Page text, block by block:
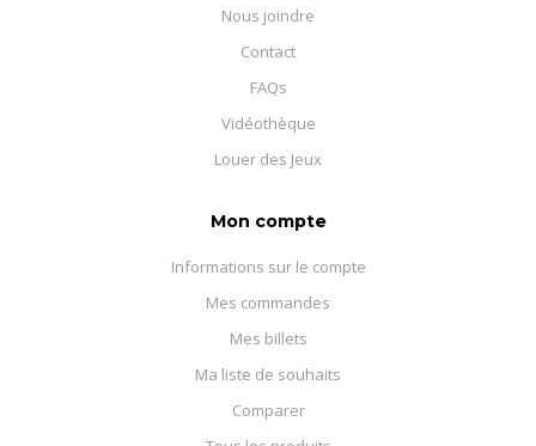
Nous joindre
Contact
FAQs
Vidéothèque
Louer des Jeux
Mon compte
Informations sur le compte
Mes commandes
Mes billets
Ma liste de souhaits
Comparer